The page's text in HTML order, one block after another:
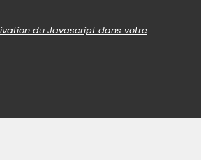
du Javascript dans votre